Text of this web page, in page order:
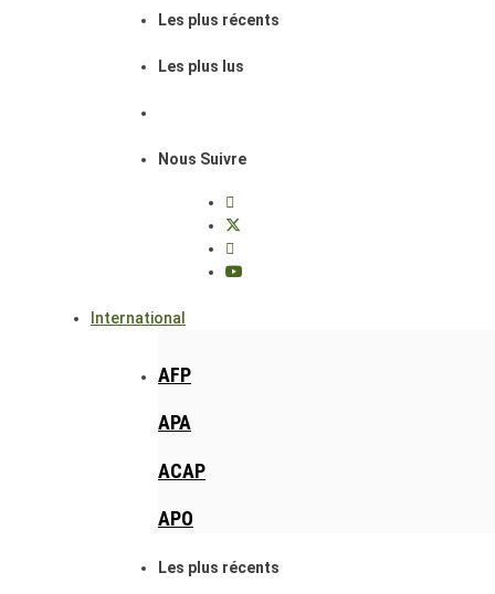
Les plus récents
Les plus lus
Nous Suivre
International
AFP
APA
ACAP
APO
Les plus récents